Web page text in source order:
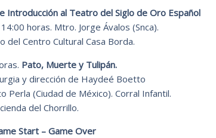
Introducción al Teatro del Siglo de Oro Español
horas. Mtro. Jorge Ávalos (Snca).
del Centro Cultural Casa Borda.
Pato, Muerte y Tulipán.
y dirección de Haydeé Boetto
Perla (Ciudad de México). Corral Infantil.
del Chorrillo.
Start – Game Over